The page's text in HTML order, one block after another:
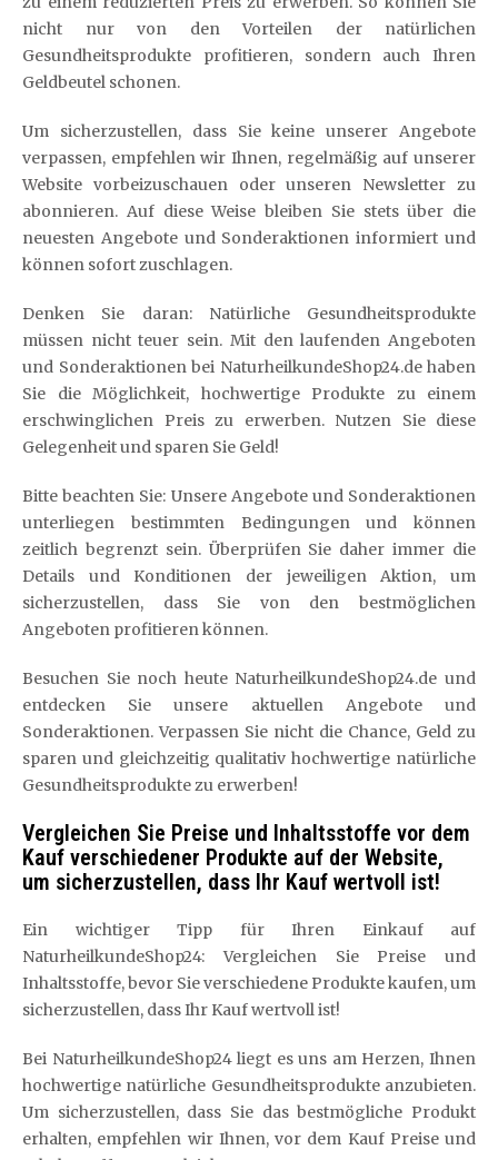
nicht nur von den Vorteilen der natürlichen
Gesundheitsprodukte profitieren, sondern auch Ihren
Geldbeutel schonen.
Um sicherzustellen, dass Sie keine unserer Angebote
verpassen, empfehlen wir Ihnen, regelmäßig auf unserer
Website vorbeizuschauen oder unseren Newsletter zu
abonnieren. Auf diese Weise bleiben Sie stets über die
neuesten Angebote und Sonderaktionen informiert und
können sofort zuschlagen.
Denken Sie daran: Natürliche Gesundheitsprodukte
müssen nicht teuer sein. Mit den laufenden Angeboten
und Sonderaktionen bei NaturheilkundeShop24.de haben
Sie die Möglichkeit, hochwertige Produkte zu einem
erschwinglichen Preis zu erwerben. Nutzen Sie diese
Gelegenheit und sparen Sie Geld!
Bitte beachten Sie: Unsere Angebote und Sonderaktionen
unterliegen bestimmten Bedingungen und können
zeitlich begrenzt sein. Überprüfen Sie daher immer die
Details und Konditionen der jeweiligen Aktion, um
sicherzustellen, dass Sie von den bestmöglichen
Angeboten profitieren können.
Besuchen Sie noch heute NaturheilkundeShop24.de und
entdecken Sie unsere aktuellen Angebote und
Sonderaktionen. Verpassen Sie nicht die Chance, Geld zu
sparen und gleichzeitig qualitativ hochwertige natürliche
Gesundheitsprodukte zu erwerben!
Vergleichen Sie Preise und Inhaltsstoffe vor dem
Kauf verschiedener Produkte auf der Website,
um sicherzustellen, dass Ihr Kauf wertvoll ist!
Ein wichtiger Tipp für Ihren Einkauf auf
NaturheilkundeShop24: Vergleichen Sie Preise und
Inhaltsstoffe, bevor Sie verschiedene Produkte kaufen, um
sicherzustellen, dass Ihr Kauf wertvoll ist!
Bei NaturheilkundeShop24 liegt es uns am Herzen, Ihnen
hochwertige natürliche Gesundheitsprodukte anzubieten.
Um sicherzustellen, dass Sie das bestmögliche Produkt
erhalten, empfehlen wir Ihnen, vor dem Kauf Preise und